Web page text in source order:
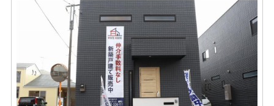
◆主寝室の端にある書斎エリアは、在宅ワークや読書に最適！